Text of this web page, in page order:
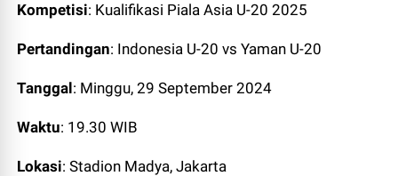
Kompetisi: Kualifikasi Piala Asia U-20 2025
Pertandingan: Indonesia U-20 vs Yaman U-20
Tanggal: Minggu, 29 September 2024
Waktu: 19.30 WIB
Lokasi: Stadion Madya, Jakarta